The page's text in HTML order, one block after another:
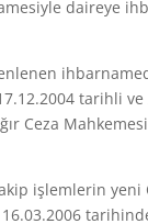
daireye
tarihli ve
Ceza
işlemlerin
16.03.2006